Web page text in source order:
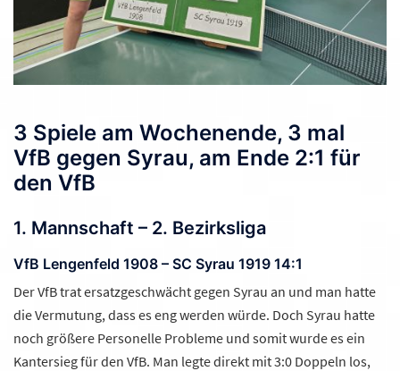
3 Spiele am Wochenende, 3 mal
VfB gegen Syrau, am Ende 2:1 für
den VfB
1. Mannschaft – 2. Bezirksliga
VfB Lengenfeld 1908 – SC Syrau 1919 14:1
Der VfB trat ersatzgeschwächt gegen Syrau an und man hatte
die Vermutung, dass es eng werden würde. Doch Syrau hatte
noch größere Personelle Probleme und somit wurde es ein
Kantersieg für den VfB. Man legte direkt mit 3:0 Doppeln los,